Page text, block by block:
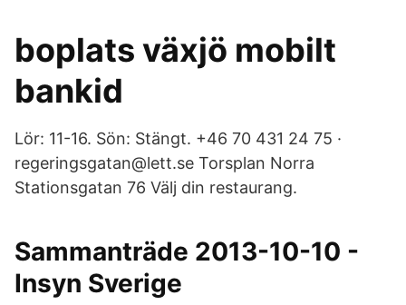
boplats växjö mobilt
bankid
Lör: 11-16. Sön: Stängt. +46 70 431 24 75 ·
regeringsgatan@lett.se Torsplan Norra
Stationsgatan 76 Välj din restaurang.
Sammanträde 2013-10-10 -
Insyn Sverige